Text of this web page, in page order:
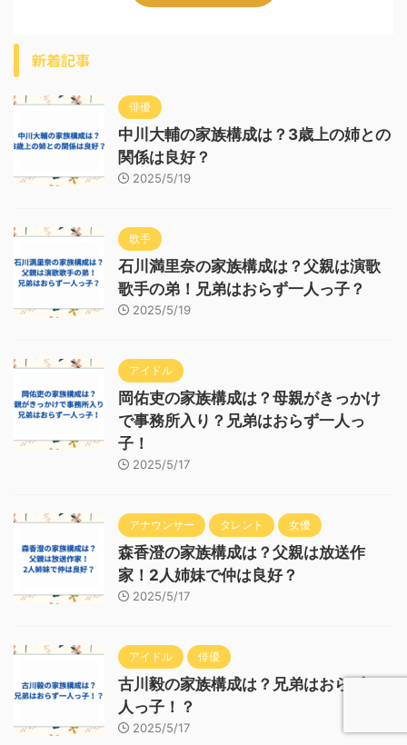
新着記事
俳優
中川大輔の家族構成は？3歳上の姉との
関係は良好？
2025/5/19
歌手
石川満里奈の家族構成は？父親は演歌
歌手の弟！兄弟はおらず一人っ子？
2025/5/19
アイドル
岡佑吏の家族構成は？母親がきっかけ
で事務所入り？兄弟はおらず一人っ
子！
2025/5/17
アナウンサー タレント 女優
森香澄の家族構成は？父親は放送作
家！2人姉妹で仲は良好？
2025/5/17
アイドル 俳優
古川毅の家族構成は？兄弟はおらず一
人っ子！？
2025/5/17